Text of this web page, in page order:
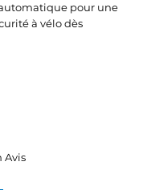
pour une
à vélo dès
Avis